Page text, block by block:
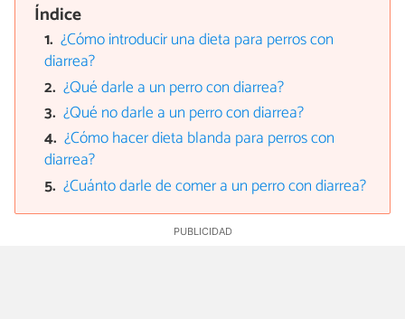
Índice
¿Cómo introducir una dieta para perros con
diarrea?
¿Qué darle a un perro con diarrea?
¿Qué no darle a un perro con diarrea?
¿Cómo hacer dieta blanda para perros con
diarrea?
¿Cuánto darle de comer a un perro con diarrea?